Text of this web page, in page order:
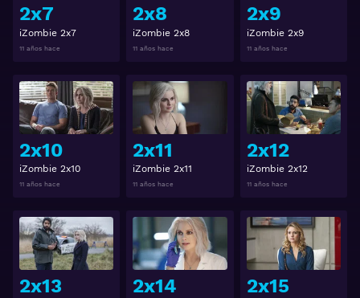
2x7
iZombie 2x7
11 años hace
2x8
iZombie 2x8
11 años hace
2x9
iZombie 2x9
11 años hace
2x10
iZombie 2x10
11 años hace
Ver
2x11
iZombie 2x11
11 años hace
Ver
2x12
iZombie 2x12
11 años hace
2x13 2x14
Ver
2x15